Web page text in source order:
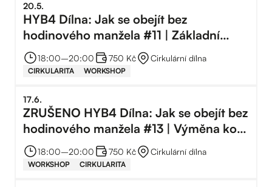
20.5.
HYB4 Dílna: Jak se obejít bez
hodinového manžela #11 | Základní
instalatérské práce
18:00–⁠20:00 750 Kč Cirkulární dílna
CIRKULARITA WORKSHOP
17.6.
ZRUŠENO HYB4 Dílna: Jak se obejít bez
hodinového manžela #13 | Výměna kola
u auta
18:00–⁠20:00 750 Kč Cirkulární dílna
WORKSHOP CIRKULARITA